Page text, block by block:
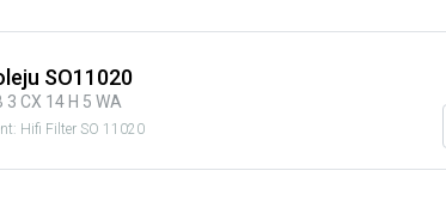
SO11020
3 CX 14 H 5 WA
Hifi Filter SO 11020